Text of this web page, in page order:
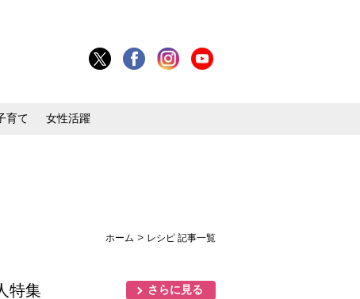
育て 女性活躍
ホーム > レシピ 記事一覧
特集 さらに見る